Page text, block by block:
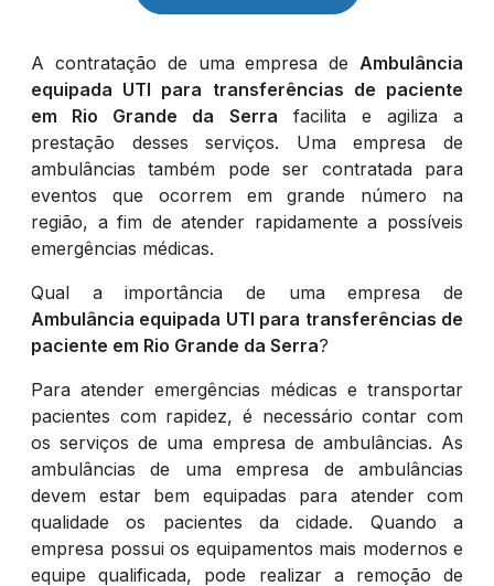
A contratação de uma empresa de Ambulância
equipada UTI para transferências de paciente
em Rio Grande da Serra facilita e agiliza a
prestação desses serviços. Uma empresa de
ambulâncias também pode ser contratada para
eventos que ocorrem em grande número na
região, a fim de atender rapidamente a possíveis
emergências médicas.
Qual a importância de uma empresa de
Ambulância equipada UTI para transferências de
paciente em Rio Grande da Serra?
Para atender emergências médicas e transportar
pacientes com rapidez, é necessário contar com
os serviços de uma empresa de ambulâncias. As
ambulâncias de uma empresa de ambulâncias
devem estar bem equipadas para atender com
qualidade os pacientes da cidade. Quando a
empresa possui os equipamentos mais modernos e
equipe qualificada, pode realizar a remoção de